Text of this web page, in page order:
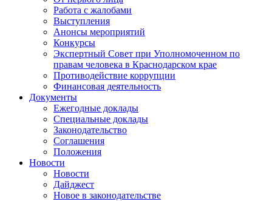
Работа с жалобами
Выступления
Анонсы мероприятий
Конкурсы
Экспертный Совет при Уполномоченном по
правам человека в Краснодарском крае
Противодействие коррупции
Финансовая деятельность
Документы
Ежегодные доклады
Специальные доклады
Законодательство
Соглашения
Положения
Новости
Новости
Дайджест
Новое в законодательстве